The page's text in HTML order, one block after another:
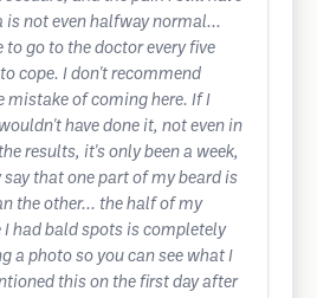
is not even halfway normal...
to go to the doctor every five
cope. I don't recommend
mistake of coming here. If I
have done it, not even in
results, it's only been a week,
say that one part of my beard is
the other... the half of my
I had bald spots is completely
a photo so you can see what I
this on the first day after